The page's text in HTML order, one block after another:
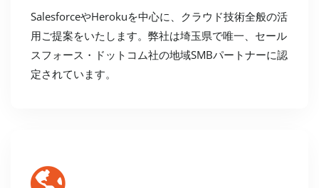
SalesforceやHerokuを中心に、クラウド技術全般の活
用ご提案をいたします。弊社は埼玉県で唯一、セール
スフォース・ドットコム社の地域SMBパートナーに認
定されています。